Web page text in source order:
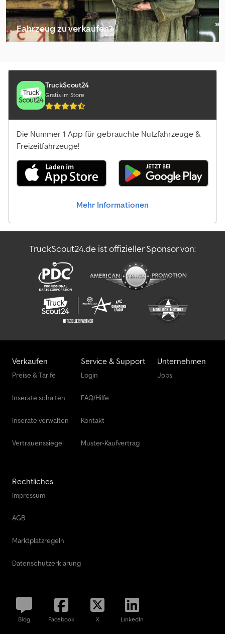
Fahrzeug zu verkaufen?
TruckScout24
Gratis im Store
Die Nummer 1 App für gebrauchte Nutzfahrzeuge &
Freizeitfahrzeuge!
Mehr Informationen
TruckScout24.de ist offizieller Sponsor von:
Verkaufen
Preise & Tarife
Inserate schalten
Inserate verwalten
Vertrauenssiegel
Service & Support
Login
FAQ/Hilfe
Kontakt
Muster-Kaufvertrag
Unternehmen
Jobs
Rechtliches
Impressum
AGB
Marktplatzregeln
Datenschutzerklärung
Blog Facebook X LinkedIn